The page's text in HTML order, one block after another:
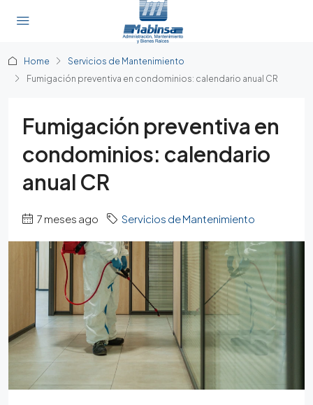
Home
Servicios de Mantenimiento
Fumigación preventiva en condominios: calendario anual CR
Fumigación preventiva en
condominios: calendario
anual CR
7 meses ago Servicios de Mantenimiento